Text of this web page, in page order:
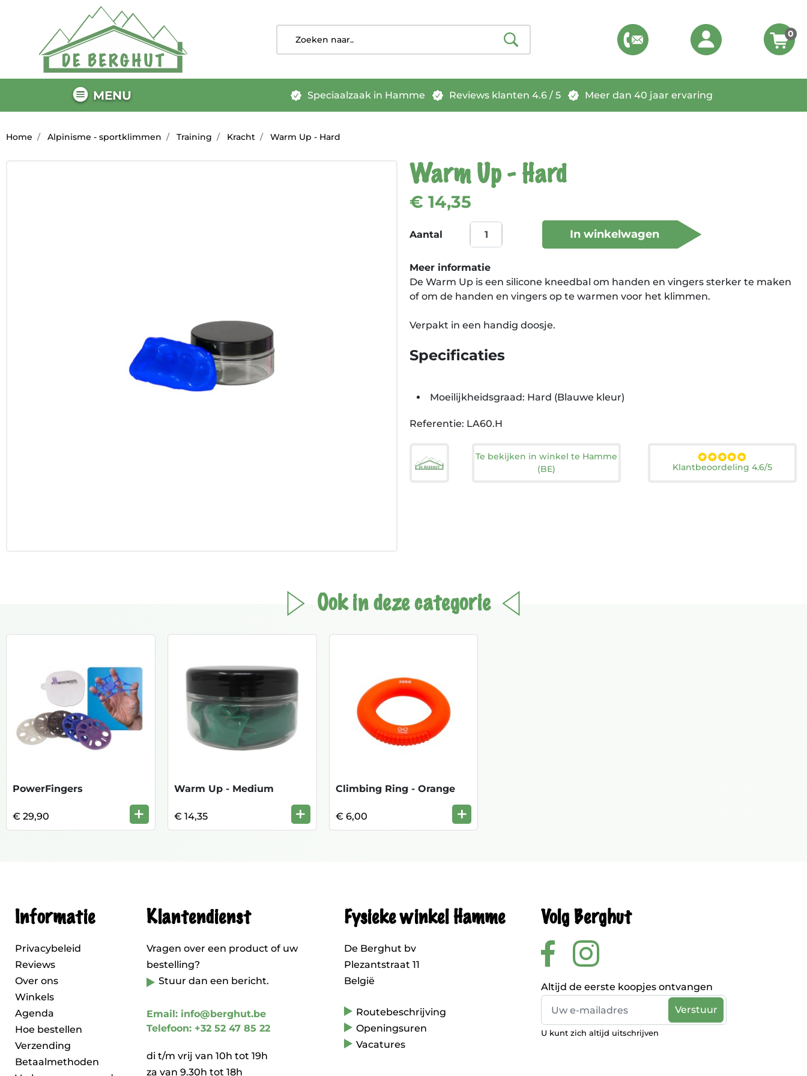
0
MENU Speciaalzaak in Hamme Reviews klanten 4.6 / 5 Meer dan 40 jaar ervaring
Home Alpinisme - sportklimmen Training Kracht Warm Up - Hard
Warm Up - Hard
€ 14,35
Aantal In winkelwagen
Meer informatie
De Warm Up is een silicone kneedbal om handen en vingers sterker te maken
of om de handen en vingers op te warmen voor het klimmen.
Verpakt in een handig doosje.
Specificaties
Moeilijkheidsgraad: Hard (Blauwe kleur)
Referentie: LA60.H
Te bekijken in winkel te Hamme
(BE)
Klantbeoordeling 4.6/5
Ook in deze categorie
PowerFingers
€ 29,90 +
Warm Up - Medium
€ 14,35 +
Climbing Ring - Orange
€ 6,00 +
Informatie
Privacybeleid
Reviews
Over ons
Winkels
Agenda
Hoe bestellen
Verzending
Betaalmethoden
Klantendienst
Vragen over een product of uw
bestelling?
Stuur dan een bericht.
Email: info@berghut.be
Telefoon: +32 52 47 85 22
di t/m vrij van 10h tot 19h
za van 9.30h tot 18h
Fysieke winkel Hamme
De Berghut bv
Plezantstraat 11
België
Routebeschrijving
Openingsuren
Vacatures
Volg Berghut
Altijd de eerste koopjes ontvangen
U kunt zich altijd uitschrijven